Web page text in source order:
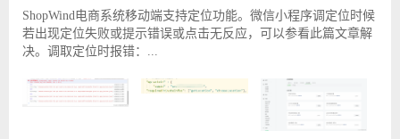
ShopWind电商系统移动端支持定位功能。微信小程序调定位时候
若出现定位失败或提示错误或点击无反应，可以参看此篇文章解
决。调取定位时报错：...